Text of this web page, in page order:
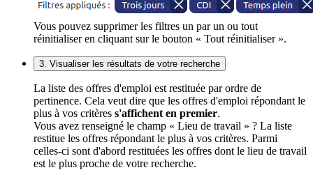
Vous pouvez supprimer les filtres un par un ou tout
réinitialiser en cliquant sur le bouton « Tout réinitialiser ».
3. Visualiser les résultats de votre recherche
La liste des offres d'emploi est restituée par ordre de
pertinence. Cela veut dire que les offres d'emploi répondant le
plus à vos critères s'affichent en premier.
Vous avez renseigné le champ « Lieu de travail » ? La liste
restitue les offres répondant le plus à vos critères. Parmi
celles-ci sont d'abord restituées les offres dont le lieu de travail
est le plus proche de votre recherche.